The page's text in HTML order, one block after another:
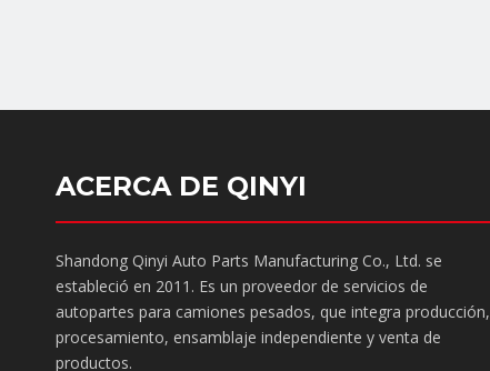
ACERCA DE QINYI
Shandong Qinyi Auto Parts Manufacturing Co., Ltd. se
estableció en 2011. Es un proveedor de servicios de
autopartes para camiones pesados, que integra producción,
procesamiento, ensamblaje independiente y venta de
productos.